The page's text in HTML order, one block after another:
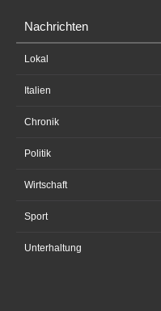
Nachrichten
Lokal
Italien
Chronik
Politik
Wirtschaft
Sport
Unterhaltung